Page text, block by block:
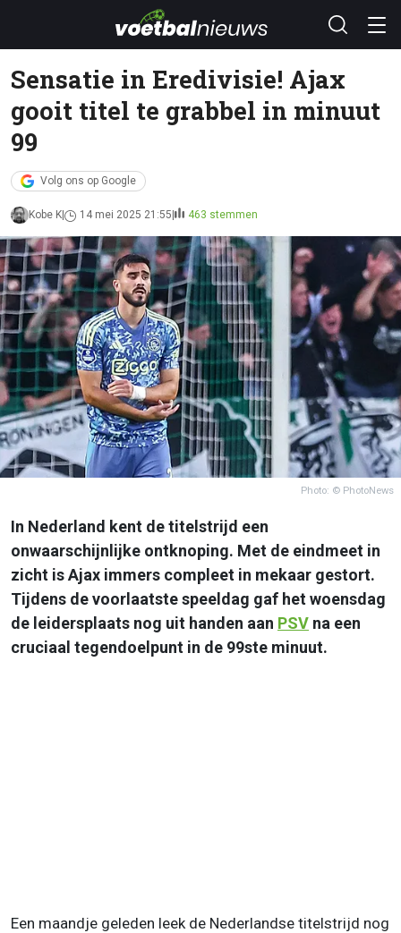
Sensatie in Eredivisie! Ajax
gooit titel te grabbel in minuut
99
Volg ons op Google
Kobe K 14 mei 2025 21:55 463 stemmen
Photo: © PhotoNews
In Nederland kent de titelstrijd een
onwaarschijnlijke ontknoping. Met de eindmeet in
zicht is Ajax immers compleet in mekaar gestort.
Tijdens de voorlaatste speeldag gaf het woensdag
de leidersplaats nog uit handen aan PSV na een
cruciaal tegendoelpunt in de 99ste minuut.
Een maandje geleden leek de Nederlandse titelstrijd nog